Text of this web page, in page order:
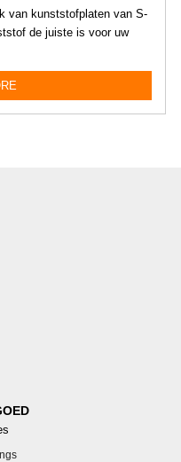
van kunststofplaten van S-
de juiste is voor uw